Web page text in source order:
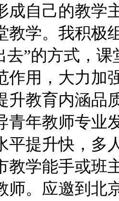
成自己的教
教学。我积极
去”的方式，
作用，大力加
升教育内涵品
青年教师专业
平提升快，多
教学能手或班
师。应邀到北